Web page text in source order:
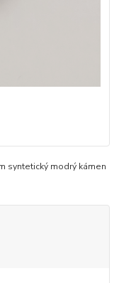
syntetický modrý kámen